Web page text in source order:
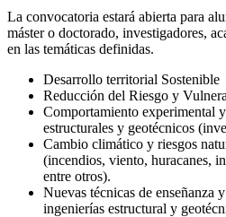
La convocatoria estará abierta para
máster o doctorado, investigadores,
en las temáticas definidas.
Desarrollo territorial Sostenible
Reducción del Riesgo y
Comportamiento experimental
estructurales y geotécnicos
Cambio climático y riesgos
(incendios, viento, huracanes,
entre otros).
Nuevas técnicas de enseñanza
ingenierías estructural y